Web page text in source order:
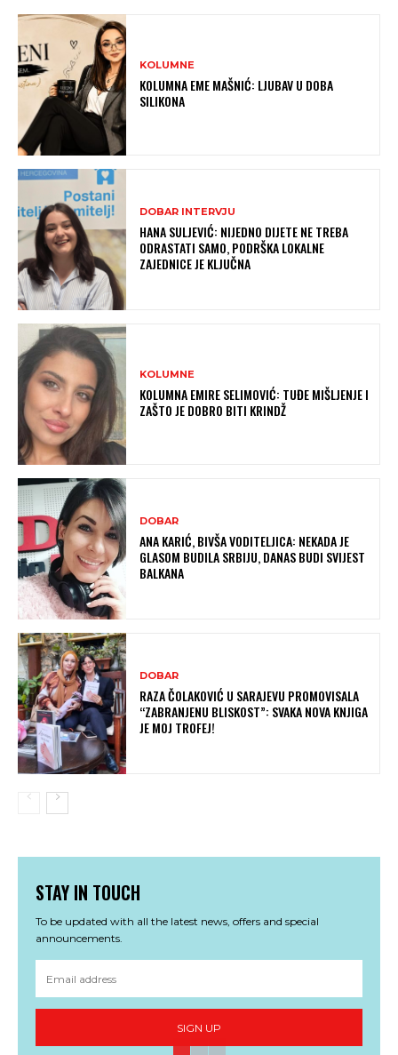
KOLUMNE
KOLUMNA EME MAŠNIĆ: LJUBAV U DOBA
SILIKONA
DOBAR INTERVJU
HANA SULJEVIĆ: NIJEDNO DIJETE NE TREBA
ODRASTATI SAMO, PODRŠKA LOKALNE
ZAJEDNICE JE KLJUČNA
KOLUMNE
KOLUMNA EMIRE SELIMOVIĆ: TUĐE MIŠLJENJE I
ZAŠTO JE DOBRO BITI KRINDŽ
DOBAR
ANA KARIĆ, BIVŠA VODITELJICA: NEKADA JE
GLASOM BUDILA SRBIJU, DANAS BUDI SVIJEST
BALKANA
DOBAR
RAZA ČOLAKOVIĆ U SARAJEVU PROMOVISALA
“ZABRANJENU BLISKOST”: SVAKA NOVA KNJIGA
JE MOJ TROFEJ!
STAY IN TOUCH
To be updated with all the latest news, offers and special
announcements.
SIGN UP